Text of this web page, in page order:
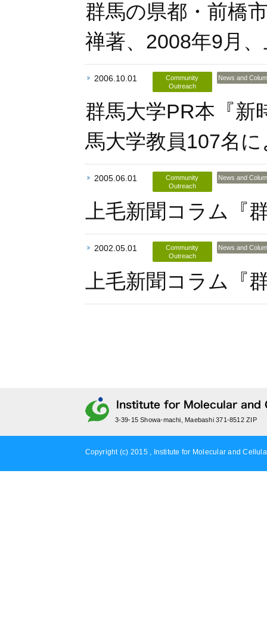
群馬の県都・前橋
禅著、2008年9月
2006.10.01
Community
Outreach
News and
群馬大学PR本『新
馬大学教員107名
2005.06.01
Community
Outreach
News and
上毛新聞コラム『
2002.05.01
Community
Outreach
News and
上毛新聞コラム『
3-39-15 Showa-machi, Maebashi 371-8512 ZIP
Copyright (c) 2015 , Institute for Molecular and